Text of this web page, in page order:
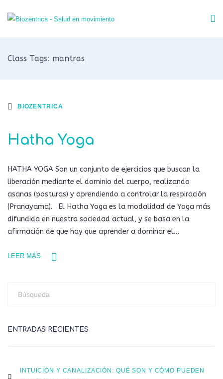
Class Tags: mantras
BIOZENTRICA
Hatha Yoga
HATHA YOGA Son un conjunto de ejercicios que buscan la
liberación mediante el dominio del cuerpo, realizando
asanas (posturas) y aprendiendo a controlar la respiración
(Pranayama). El Hatha Yoga es la modalidad de Yoga más
difundida en nuestra sociedad actual, y se basa en la
afirmación de que hay que aprender a dominar el…
LEER MÁS
ENTRADAS RECIENTES
INTUICIÓN Y CANALIZACIÓN: QUÉ SON Y CÓMO PUEDEN